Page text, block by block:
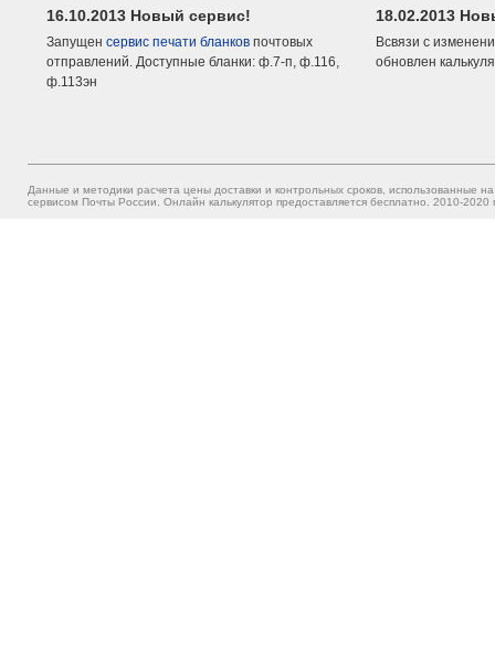
16.10.2013 Новый сервис!
Запущен сервис печати бланков почтовых
отправлений. Доступные бланки: ф.7-п, ф.116,
ф.113эн
18.02.2013
Всвязи с
обновлен
Данные и методики расчета цены доставки и контрольных сроков, использованные
сервисом Почты России. Онлайн калькулятор предоставляется бесплатно. 2010-2020